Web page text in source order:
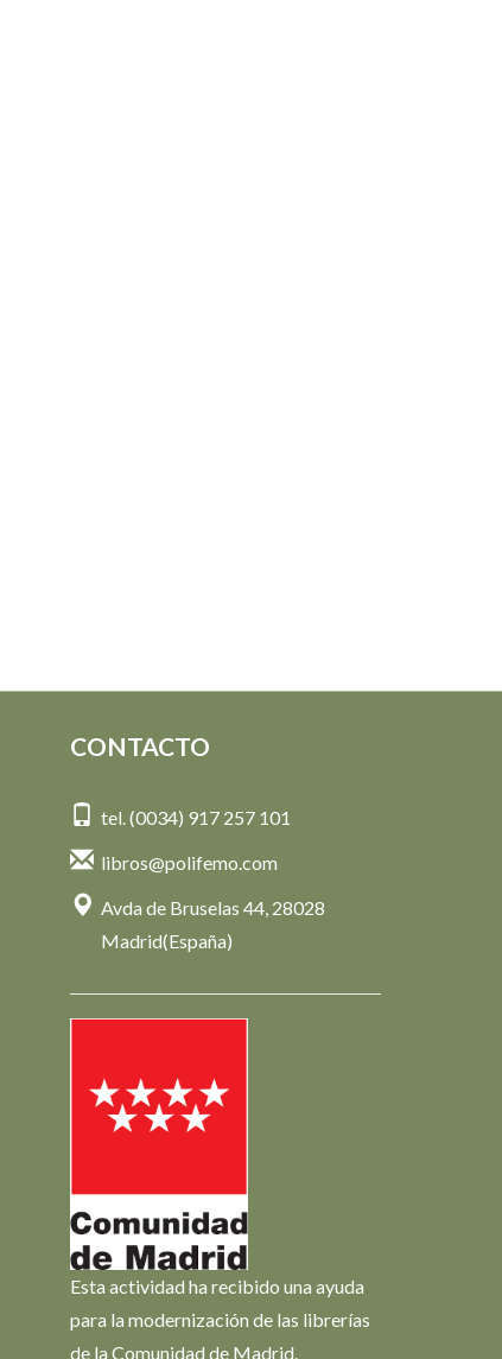
CONTACTO
tel. (0034) 917 257 101
libros@polifemo.com
Avda de Bruselas 44, 28028
Madrid(España)
Esta actividad ha recibido una ayuda
para la modernización de las librerías
de la Comunidad de Madrid.